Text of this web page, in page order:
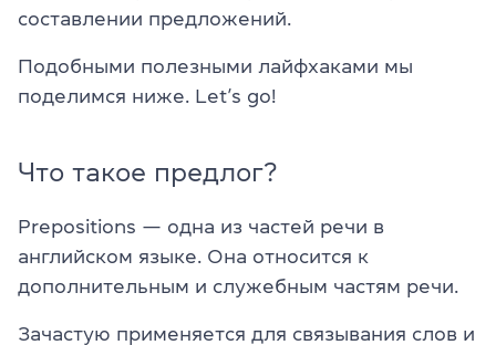
составлении предложений.
Подобными полезными лайфхаками мы
поделимся ниже. Let’s go!
Что такое предлог?
Prepositions — одна из частей речи в
английском языке. Она относится к
дополнительным и служебным частям речи.
Зачастую применяется для связывания слов и